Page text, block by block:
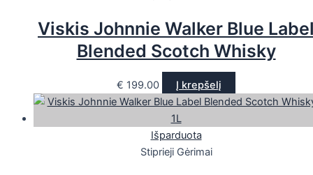
Viskis Johnnie Walker Blue
Blended Scotch Whisky
€ 199.00 Į krepšelį
Išparduota
Stiprieji Gėrimai